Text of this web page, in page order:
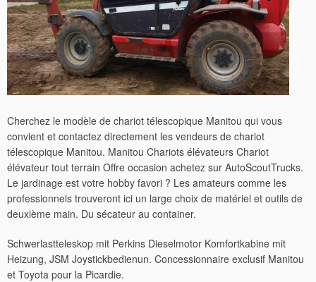
Cherchez le modèle de chariot télescopique Manitou qui vous
convient et contactez directement les vendeurs de chariot
télescopique Manitou. Manitou Chariots élévateurs Chariot
élévateur tout terrain Offre occasion achetez sur AutoScoutTrucks.
Le jardinage est votre hobby favori ? Les amateurs comme les
professionnels trouveront ici un large choix de matériel et outils de
deuxième main. Du sécateur au container.
Schwerlastteleskop mit Perkins Dieselmotor Komfortkabine mit
Heizung, JSM Joystickbedienun. Concessionnaire exclusif Manitou
et Toyota pour la Picardie.